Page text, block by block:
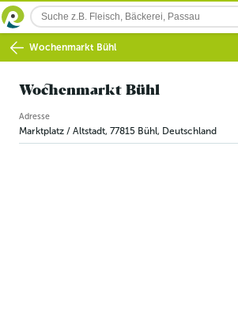
Wochenmarkt Bühl
Wochenmarkt Bühl
Adresse
Marktplatz / Altstadt, 77815 Bühl, Deutschland